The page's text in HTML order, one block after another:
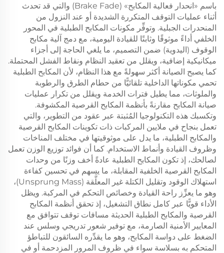
باسم «انحدار فعالية المكابح» (Brake Fade) والتي قد تحدث
أثناء عمليات التوقف المتكررة الشديدة أو عند النزول من
المنحدرات الجبلية. وتوفِّر مكونات المكابح الطبلية في المحور
الخلفي أداءً موثوقًا وثابتًا للقيادة اليومية، مع دمج آلية مكابح
الوقوف (اليدوية) ضمن التصميم، ما يلغي الحاجة إلى أجزاء
ميكانيكية إضافية، ويقلل من تعقيد النظام ونقاط الفشل المحتملة.
كما يصبح الصيانة أكثر سهولةً مع هذا النظام، لأن المكابح الطبلية
تحمي مكوناتها الداخلية تلقائيًّا من حطام الطرق والرطوبة
والملوثات، مما يطيل فترات الخدمة ويقلل من تكرار عمليات
صيانة المكابح مقارنةً بأنظمة المكابح القرصية المكشوفة.
وتكسبك هذه التكنولوجيا المُثبتة عبر عقود من التطوير، والتي
تعمل بنجاح في ملايين المركبات ذات تكوينات المكابح القرصية
والمكابح الطبلية، ما يدل على موثوقيتها في مختلف المناخات
وظروف القيادة وأنماط الاستخدام. كما أن فوائد توزيع الوزن تعمل
لصالحك، إذ تكون المكابح الطبلية عادةً أخف وزنًا من وحدات
المكابح القرصية الخلفية المقابلة، ما يسهم في تحسين كفاءة
استهلاك الوقود وتقليل الكتلة غير المعلَّقة (Unsprung Mass)،
وهو ما يعزِّز راحة القيادة وخصائص التحكم في المركبة. ويظل
الأداء قويًّا عبر كامل نطاق التشغيل، إذ تحقق أنظمة المكابح
القرصية والمكابح الطبلية الحديثة مسافات توقف تتوافق مع
المعايير الأمنية الصارمة، مع توفير شعور تدريجي وسلس عند
الضغط على دواسة المكابح، وهو ما يقدِّره السائقون للتباطؤ
المتحكم به بسلاسة سواء في ظروف المرور المزدحمة أو في